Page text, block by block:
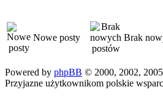
Nowe posty Brak
Powered by phpBB © 2000, 2002,
Przyjazne użytkownikom polskie